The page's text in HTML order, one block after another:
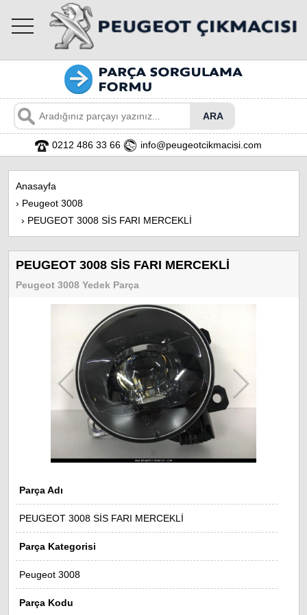
toggle
navigation
0212 486 33 66 info@peugeotcikmacisi.com
Anasayfa
› Peugeot 3008
› PEUGEOT 3008 SİS FARI MERCEKLİ
PEUGEOT 3008 SİS FARI MERCEKLİ
Peugeot 3008 Yedek Parça
Parça Adı
PEUGEOT 3008 SİS FARI MERCEKLİ
Parça Kategorisi
Peugeot 3008
Parça Kodu